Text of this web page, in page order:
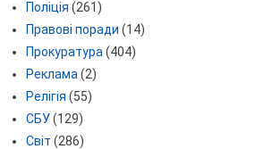
Поліція (261)
Правові поради (14)
Прокуратура (404)
Реклама (2)
Релігія (55)
СБУ(129)
Світ (286)